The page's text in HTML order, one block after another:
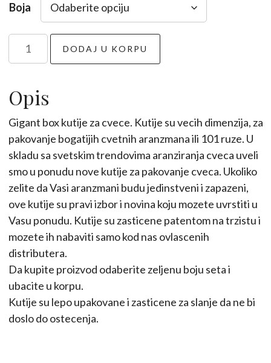
Boja
količina
DODAJ U KORPU
Opis
Gigant box kutije za cvece. Kutije su vecih dimenzija, za
pakovanje bogatijih cvetnih aranzmana ili 101 ruze. U
skladu sa svetskim trendovima aranziranja cveca uveli
smo u ponudu nove kutije za pakovanje cveca. Ukoliko
zelite da Vasi aranzmani budu jedinstveni i zapazeni,
ove kutije su pravi izbor i novina koju mozete uvrstiti u
Vasu ponudu. Kutije su zasticene patentom na trzistu i
mozete ih nabaviti samo kod nas ovlascenih
distributera.
Da kupite proizvod odaberite zeljenu boju seta i
ubacite u korpu.
Kutije su lepo upakovane i zasticene za slanje da ne bi
doslo do ostecenja.